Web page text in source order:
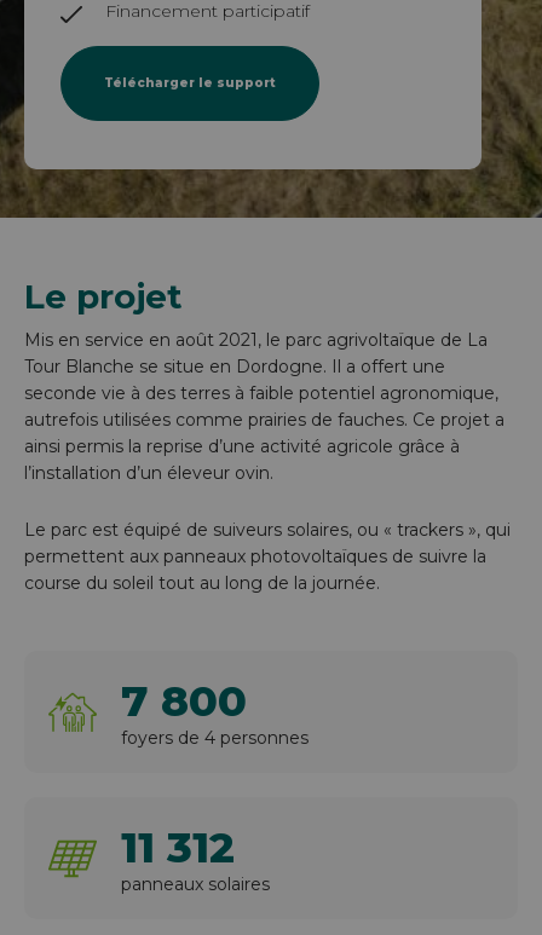
Financement participatif
Télécharger le support
Le projet
Mis en service en août 2021, le parc agrivoltaïque de La
Tour Blanche se situe en Dordogne. Il a offert une
seconde vie à des terres à faible potentiel agronomique,
autrefois utilisées comme prairies de fauches. Ce projet a
ainsi permis la reprise d’une activité agricole grâce à
l’installation d’un éleveur ovin.
Le parc est équipé de suiveurs solaires, ou « trackers », qui
permettent aux panneaux photovoltaïques de suivre la
course du soleil tout au long de la journée.
7 800
foyers de 4 personnes
11 312
panneaux solaires